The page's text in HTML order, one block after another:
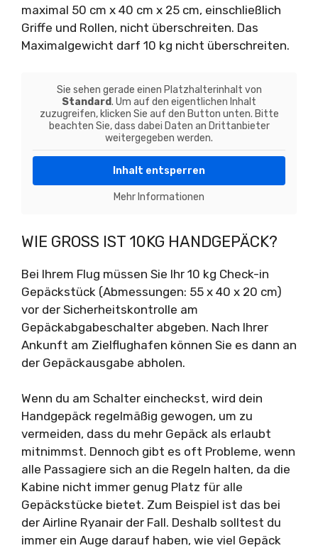
maximal 50 cm x 40 cm x 25 cm, einschließlich
Griffe und Rollen, nicht überschreiten. Das
Maximalgewicht darf 10 kg nicht überschreiten.
Sie sehen gerade einen Platzhalterinhalt von
Standard. Um auf den eigentlichen Inhalt
zuzugreifen, klicken Sie auf den Button unten. Bitte
beachten Sie, dass dabei Daten an Drittanbieter
weitergegeben werden.
Inhalt entsperren
Mehr Informationen
WIE GROSS IST 10KG HANDGEPÄCK?
Bei Ihrem Flug müssen Sie Ihr 10 kg Check-in
Gepäckstück (Abmessungen: 55 x 40 x 20 cm)
vor der Sicherheitskontrolle am
Gepäckabgabeschalter abgeben. Nach Ihrer
Ankunft am Zielflughafen können Sie es dann an
der Gepäckausgabe abholen.
Wenn du am Schalter eincheckst, wird dein
Handgepäck regelmäßig gewogen, um zu
vermeiden, dass du mehr Gepäck als erlaubt
mitnimmst. Dennoch gibt es oft Probleme, wenn
alle Passagiere sich an die Regeln halten, da die
Kabine nicht immer genug Platz für alle
Gepäckstücke bietet. Zum Beispiel ist das bei
der Airline Ryanair der Fall. Deshalb solltest du
immer ein Auge darauf haben, wie viel Gepäck